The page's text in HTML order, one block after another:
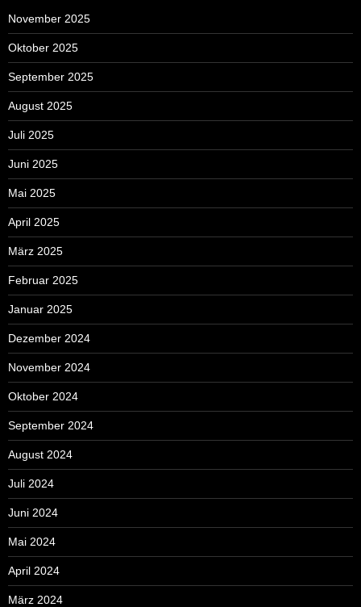
November 2025
Oktober 2025
September 2025
August 2025
Juli 2025
Juni 2025
Mai 2025
April 2025
März 2025
Februar 2025
Januar 2025
Dezember 2024
November 2024
Oktober 2024
September 2024
August 2024
Juli 2024
Juni 2024
Mai 2024
April 2024
März 2024